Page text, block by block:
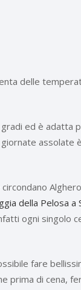
delle
ed è adatta
della Pelosa a
ogni singolo
fare
di cena,